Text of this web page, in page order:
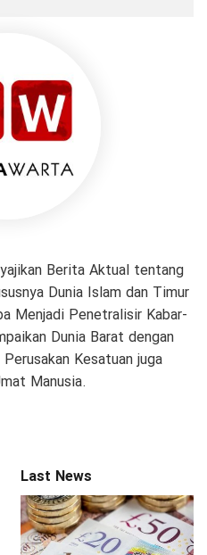
Berita Aktual tentang
Dunia Islam dan Timur
Menjadi Penetralisir Kabar-
Dunia Barat dengan
Kesatuan juga
Manusia.
Last News